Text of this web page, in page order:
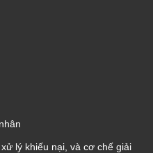
lý khiếu nại, và cơ chế giải